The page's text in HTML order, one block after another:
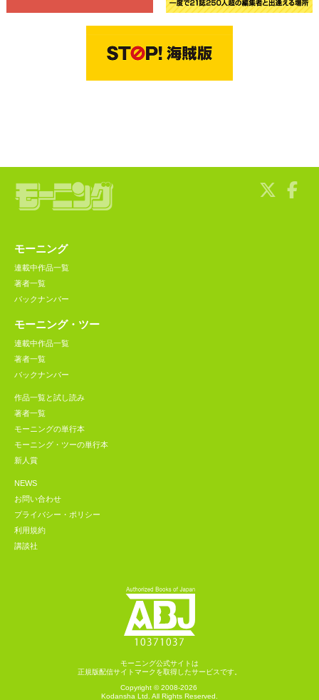
モーニング
連載中作品一覧
著者一覧
バックナンバー
モーニング・ツー
連載中作品一覧
著者一覧
バックナンバー
作品一覧と試し読み
著者一覧
モーニングの単行本
モーニング・ツーの単行本
新人賞
NEWS
お問い合わせ
プライバシー・ポリシー
利用規約
講談社
モーニング公式サイトは
正規版配信サイトマークを取得したサービスです。
Copyright © 2008-2026
Kodansha Ltd. All Rights Reserved.